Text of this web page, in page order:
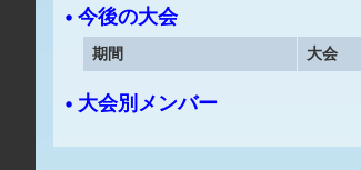
• 今後の大会
期間 大会
• 大会別メンバー